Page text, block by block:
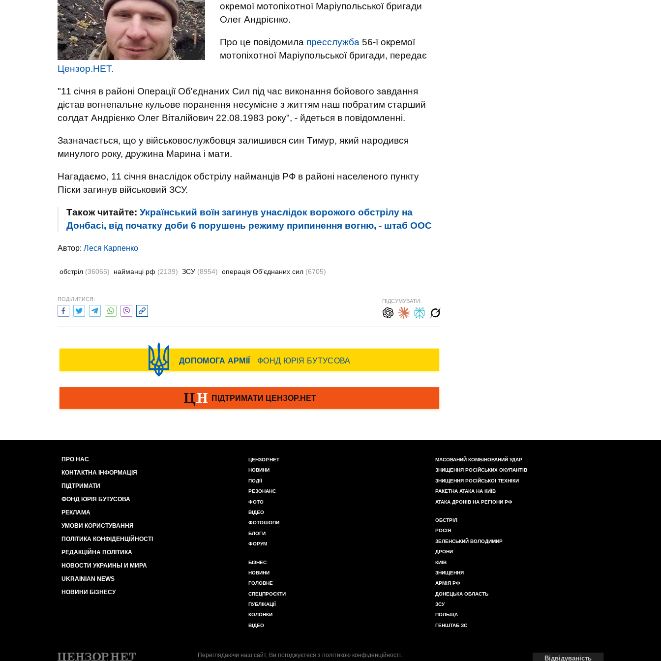
окремої мотопіхотної Маріупольської бригади
Олег Андрієнко.
Про це повідомила пресслужба 56-ї окремої
мотопіхотної Маріупольської бригади, передає
Цензор.НЕТ.
"11 січня в районі Операції Об'єднаних Сил під час виконання бойового завдання
дістав вогнепальне кульове поранення несумісне з життям наш побратим старший
солдат Андрієнко Олег Віталійович 22.08.1983 року", - йдеться в повідомленні.
Зазначається, що у військовослужбовця залишився син Тимур, який народився
минулого року, дружина Марина і мати.
Нагадаємо, 11 січня внаслідок обстрілу найманців РФ в районі населеного пункту
Піски загинув військовий ЗСУ.
Також читайте: Український воїн загинув унаслідок ворожого обстрілу на
Донбасі, від початку доби 6 порушень режиму припинення вогню, - штаб ООС
Автор: Леся Карпенко
обстріл (36065) найманці рф (2139) ЗСУ (8954) операція Об’єднаних сил (6705)
ПОДІЛИТИСЯ: ПІДСУМУВАТИ:
ПРО НАС
КОНТАКТНА ІНФОРМАЦІЯ
ПІДТРИМАТИ
ФОНД ЮРІЯ БУТУСОВА
РЕКЛАМА
УМОВИ КОРИСТУВАННЯ
ПОЛІТИКА КОНФІДЕНЦІЙНОСТІ
РЕДАКЦІЙНА ПОЛІТИКА
НОВОСТИ УКРАИНЫ И МИРА
UKRAINIAN NEWS
НОВИНИ БІЗНЕСУ
ЦЕНЗОР.НЕТ
НОВИНИ
ПОДІЇ
РЕЗОНАНС
ФОТО
ВІДЕО
ФОТОШОПИ
БЛОГИ
ФОРУМ
БІЗНЕС
НОВИНИ
ГОЛОВНЕ
СПЕЦПРОЄКТИ
ПУБЛІКАЦІЇ
КОЛОНКИ
ВІДЕО
МАСОВАНИЙ КОМБІНОВАНИЙ УДАР
ЗНИЩЕННЯ РОСІЙСЬКИХ ОКУПАНТІВ
ЗНИЩЕННЯ РОСІЙСЬКОЇ ТЕХНІКИ
РАКЕТНА АТАКА НА КИЇВ
АТАКА ДРОНІВ НА РЕГІОНИ РФ
ОБСТРІЛ
РОСІЯ
ЗЕЛЕНСЬКИЙ ВОЛОДИМИР
ДРОНИ
КИЇВ
ЗНИЩЕННЯ
АРМІЯ РФ
ДОНЕЦЬКА ОБЛАСТЬ
ЗСУ
ПОЛЬЩА
ГЕНШТАБ ЗС
Переглядаючи наш сайт, Ви погоджуєтеся з політикою конфіденційності. Відвідуваність